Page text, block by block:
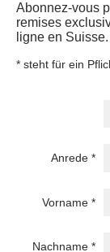
Abonnez-vous
remises
ligne en Suisse.
* steht für ein
Anrede *
Vorname *
Nachname *